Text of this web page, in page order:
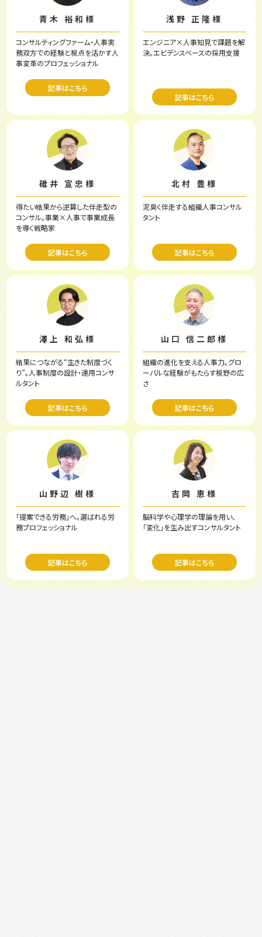
青木 裕和様
コンサルティングファーム・人事実
務双方での経験と視点を活かす人
事変革のプロフェッショナル
記事はこちら
浅野 正隆様
エンジニア×人事知見で課題を解
決。エビデンスベースの採用支援
記事はこちら
碓井 宣忠様
得たい結果から逆算した伴走型の
コンサル。事業×人事で事業成長
を導く戦略家
記事はこちら
北村 豊様
泥臭く伴走する組織人事コンサル
タント
記事はこちら
澤上 和弘様
結果につながる“生きた制度づく
り”。 人事制度の設計・運用コンサ
ルタント
記事はこちら
山口 信二郎様
組織の進化を支える人事力。グロ
ーバルな経験がもたらす視野の広
さ
記事はこちら
山野辺 樹様
「提案できる労務」へ。選ばれる労
務プロフェッショナル
記事はこちら
吉岡 恵様
脳科学や心理学の理論を用い、
「変化」を生み出すコンサルタント
記事はこちら